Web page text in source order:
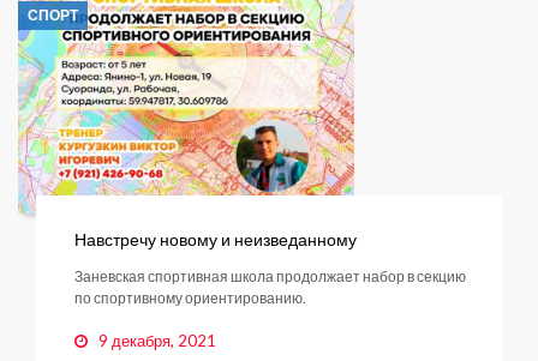
СПОРТ
Навстречу новому и неизведанному
Заневская спортивная школа продолжает набор в секцию
по спортивному ориентированию.
9 декабря, 2021